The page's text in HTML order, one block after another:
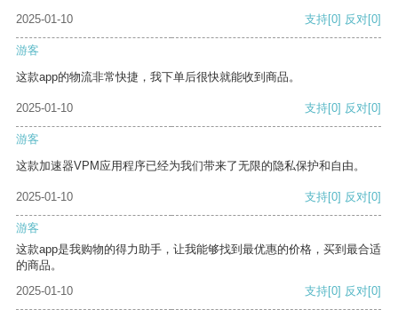
2025-01-10 支持[0] 反对[0]
游客
这款app的物流非常快捷，我下单后很快就能收到商品。
2025-01-10 支持[0] 反对[0]
游客
这款加速器VPM应用程序已经为我们带来了无限的隐私保护和自由。
2025-01-10 支持[0] 反对[0]
游客
这款app是我购物的得力助手，让我能够找到最优惠的价格，买到最合适
的商品。
2025-01-10
支持[0] 反对[0]